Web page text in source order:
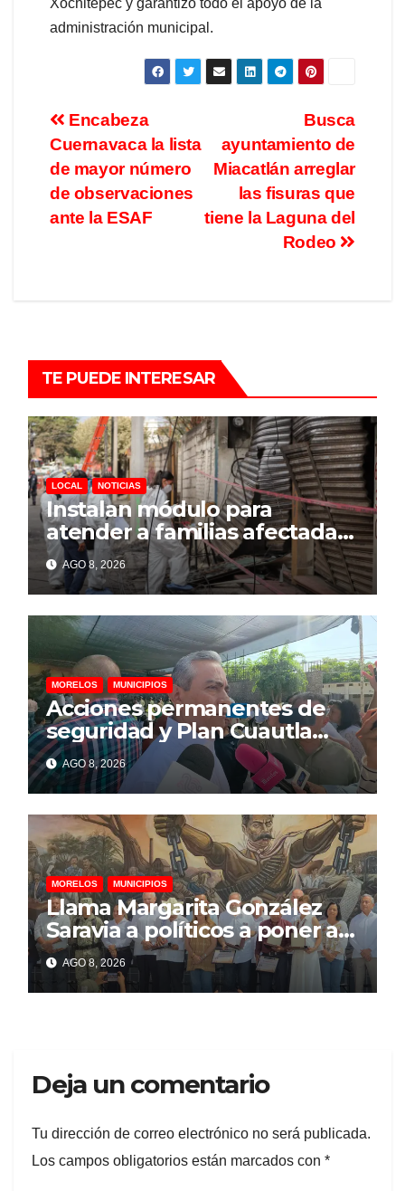
Xochitepec y garantizó todo el apoyo de la
administración municipal.
Busca
ayuntamiento de
Miacatlán arreglar
las fisuras que
tiene la Laguna del
Rodeo
Encabeza
Cuernavaca la lista
de mayor número
de observaciones
ante la ESAF
TE PUEDE INTERESAR
LOCAL NOTICIAS
Instalan módulo para
atender a familias afectadas
por explosión en Las Granjas
AGO 8, 2026
MORELOS MUNICIPIOS
Acciones permanentes de
seguridad y Plan Cuautla
dejan 58 detenidos y más de
150 extorsiones resueltas
AGO 8, 2026
MORELOS MUNICIPIOS
Llama Margarita González
Saravia a políticos a poner al
pueblo por encima de
intereses personales
AGO 8, 2026
Deja un comentario
Tu dirección de correo electrónico no será publicada.
Los campos obligatorios están marcados con *